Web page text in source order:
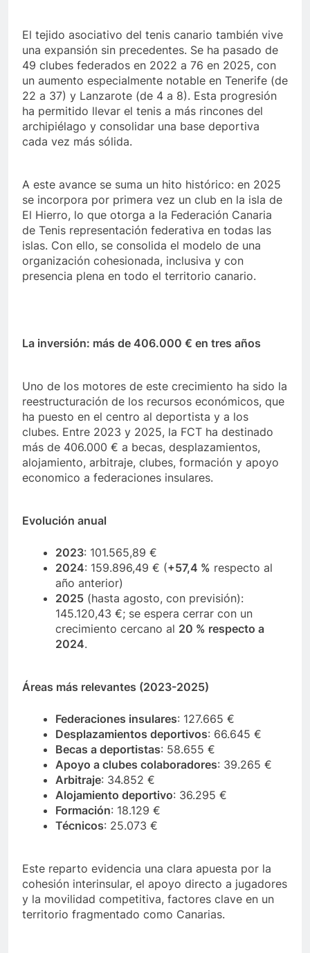
El tejido asociativo del tenis canario también vive
una expansión sin precedentes. Se ha pasado de
49 clubes federados en 2022 a 76 en 2025, con
un aumento especialmente notable en Tenerife (de
22 a 37) y Lanzarote (de 4 a 8). Esta progresión
ha permitido llevar el tenis a más rincones del
archipiélago y consolidar una base deportiva
cada vez más sólida.
A este avance se suma un hito histórico: en 2025
se incorpora por primera vez un club en la isla de
El Hierro, lo que otorga a la Federación Canaria
de Tenis representación federativa en todas las
islas. Con ello, se consolida el modelo de una
organización cohesionada, inclusiva y con
presencia plena en todo el territorio canario.
La inversión: más de 406.000 € en tres años
Uno de los motores de este crecimiento ha sido la
reestructuración de los recursos económicos, que
ha puesto en el centro al deportista y a los
clubes. Entre 2023 y 2025, la FCT ha destinado
más de 406.000 € a becas, desplazamientos,
alojamiento, arbitraje, clubes, formación y apoyo
economico a federaciones insulares.
Evolución anual
2023: 101.565,89 €
2024: 159.896,49 € (+57,4 % respecto al
año anterior)
2025 (hasta agosto, con previsión):
145.120,43 €; se espera cerrar con un
crecimiento cercano al 20 % respecto a
2024.
Áreas más relevantes (2023-2025)
Federaciones insulares: 127.665 €
Desplazamientos deportivos: 66.645 €
Becas a deportistas: 58.655 €
Apoyo a clubes colaboradores: 39.265 €
Arbitraje: 34.852 €
Alojamiento deportivo: 36.295 €
Formación: 18.129 €
Técnicos: 25.073 €
Este reparto evidencia una clara apuesta por la
cohesión interinsular, el apoyo directo a jugadores
y la movilidad competitiva, factores clave en un
territorio fragmentado como Canarias.